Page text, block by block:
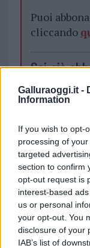
Galluraoggi.it -
Information
If you wish to opt-
processing of
targeted
section to confirm
opt-out request is
interest-based
us or personal
your opt-out. You
disclosure of your
IAB’s list of
Puoi
cliccando
Sei già
Puoi
cliccando
TEMI:
Notizie Olbia
Omicidio Arietta
Omicidio Elena
Omicidio